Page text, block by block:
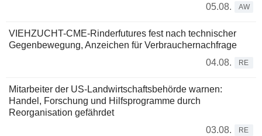
05.08.
AW
VIEHZUCHT-CME-Rinderfutures fest nach technischer
Gegenbewegung, Anzeichen für Verbrauchernachfrage
04.08.
RE
Mitarbeiter der US-Landwirtschaftsbehörde warnen:
Handel, Forschung und Hilfsprogramme durch
Reorganisation gefährdet
03.08.
RE